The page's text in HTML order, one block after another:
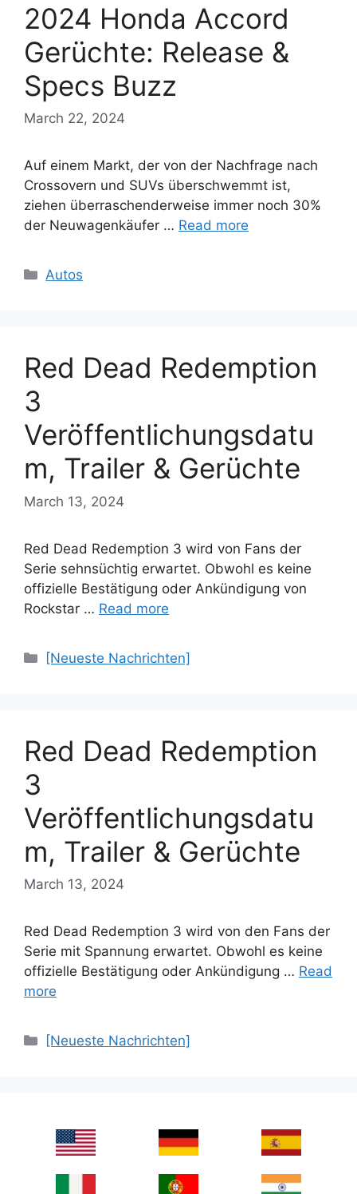
2024 Honda Accord
Gerüchte: Release &
Specs Buzz
March 22, 2024
Auf einem Markt, der von der Nachfrage nach
Crossovern und SUVs überschwemmt ist,
ziehen überraschenderweise immer noch 30%
der Neuwagenkäufer … Read more
Categories
Autos
Red Dead Redemption
3
Veröffentlichungsdatu
m, Trailer & Gerüchte
March 13, 2024
Red Dead Redemption 3 wird von Fans der
Serie sehnsüchtig erwartet. Obwohl es keine
offizielle Bestätigung oder Ankündigung von
Rockstar … Read more
Categories
[Neueste Nachrichten]
Red Dead Redemption
3
Veröffentlichungsdatu
m, Trailer & Gerüchte
March 13, 2024
Red Dead Redemption 3 wird von den Fans der
Serie mit Spannung erwartet. Obwohl es keine
offizielle Bestätigung oder Ankündigung … Read
more
Categories
[Neueste Nachrichten]